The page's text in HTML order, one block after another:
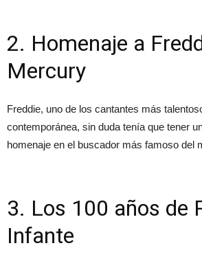
2. Homenaje a
Mercury
Freddie, uno de los cantantes más
contemporánea, sin duda tenía que tener
homenaje en el buscador más famoso del
3. Los 100 años de
Infante